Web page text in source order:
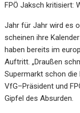
FPÖ Jaksch kritisiert:
Jahr für Jahr wird es
scheinen ihre
haben bereits im
Auftritt. „Draußen
Supermarkt schon die
VfG–Präsident und
Gipfel des Absurden.